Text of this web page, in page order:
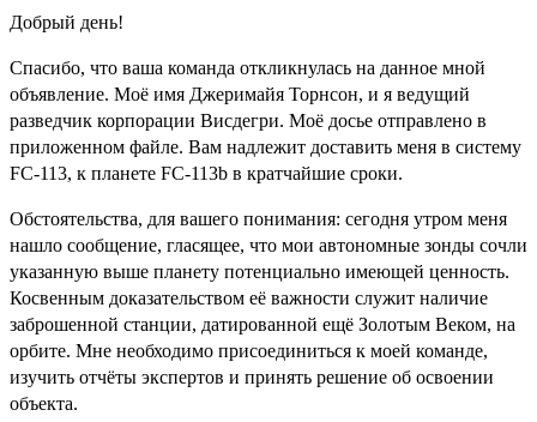
Добрый день!
Спасибо, что ваша команда откликнулась на данное мной
объявление. Моё имя Джеримайя Торнсон, и я ведущий
разведчик корпорации Висдегри. Моё досье отправлено в
приложенном файле. Вам надлежит доставить меня в систему
FC-113, к планете FC-113b в кратчайшие сроки.
Обстоятельства, для вашего понимания: сегодня утром меня
нашло сообщение, гласящее, что мои автономные зонды сочли
указанную выше планету потенциально имеющей ценность.
Косвенным доказательством её важности служит наличие
заброшенной станции, датированной ещё Золотым Веком, на
орбите. Мне необходимо присоединиться к моей команде,
изучить отчёты экспертов и принять решение об освоении
объекта.